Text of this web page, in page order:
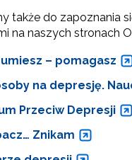
także do zapoznania
na naszych stronach
– pomagasz
na depresję.
Przeciw Depresji
Znikam